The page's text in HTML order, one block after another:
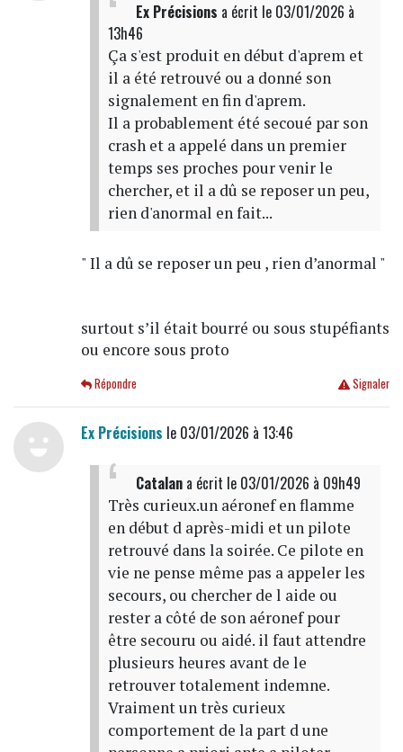
Ex Précisions a écrit le 03/01/2026 à
13h46
Ça s'est produit en début d'aprem et
il a été retrouvé ou a donné son
signalement en fin d'aprem.
Il a probablement été secoué par son
crash et a appelé dans un premier
temps ses proches pour venir le
chercher, et il a dû se reposer un peu,
rien d'anormal en fait...
" Il a dû se reposer un peu , rien d’anormal "
surtout s’il était bourré ou sous stupéfiants
ou encore sous proto
Signaler
Répondre
Ex Précisions le 03/01/2026 à 13:46
Catalana écrit le 03/01/2026 à 09h49
Très curieux.un aéronef en flamme
en début d après-midi et un pilote
retrouvé dans la soirée. Ce pilote en
vie ne pense même pas a appeler les
secours, ou chercher de l aide ou
rester a côté de son aéronef pour
être secouru ou aidé. il faut attendre
plusieurs heures avant de le
retrouver totalement indemne.
Vraiment un très curieux
comportement de la part d une